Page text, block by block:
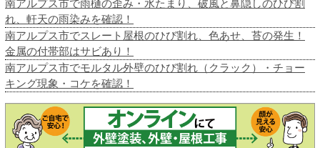
南アルプス市で雨樋の歪み・水たまり、破風と鼻隠しのひび割
れ、軒天の雨染みを確認！
南アルプス市でスレート屋根のひび割れ、色あせ、苔の発生！
金属の付帯部はサビあり！
南アルプス市でモルタル外壁のひび割れ（クラック）・チョー
キング現象・コケを確認！